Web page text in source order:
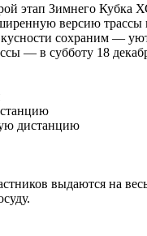
этап Зимнего Кубка
версию
сохраним —
— в субботу 18
дистанцию
выдаются на